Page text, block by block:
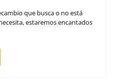
que busca o no está
estaremos encantados